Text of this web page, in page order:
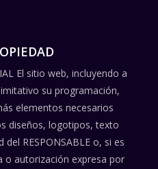
El sitio web, incluyendo a
su programación,
elementos necesarios
diseños, logotipos, texto
RESPONSABLE o, si es
o autorización expresa por